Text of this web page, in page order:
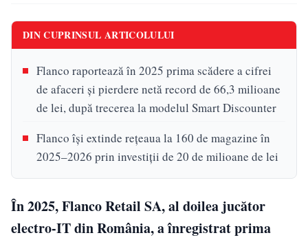
DIN CUPRINSUL ARTICOLULUI
Flanco raportează în 2025 prima scădere a cifrei
de afaceri și pierdere netă record de 66,3 milioane
de lei, după trecerea la modelul Smart Discounter
Flanco își extinde rețeaua la 160 de magazine în
2025–2026 prin investiții de 20 de milioane de lei
În 2025, Flanco Retail SA, al doilea jucător
electro-IT din România, a înregistrat prima